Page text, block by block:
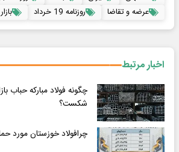
عرضه و تقاضا
روزنامه 19 خرداد
اخبار مرتبط
چگونه فولاد مبارکه حباب
شکست؟
چرافولاد خوزستان مورد